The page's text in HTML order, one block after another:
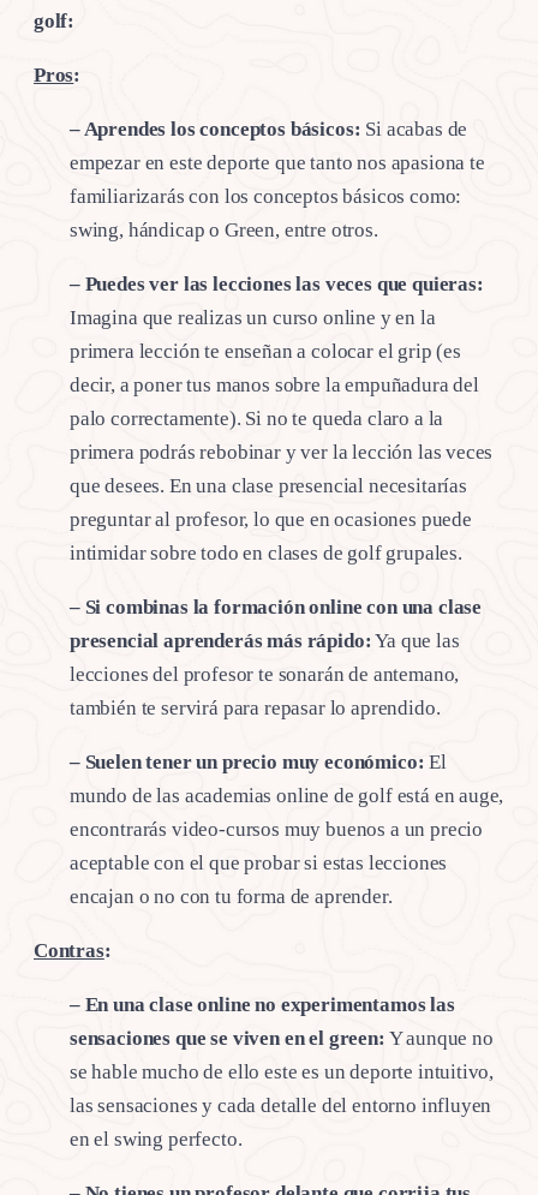
golf:
Pros:
– Aprendes los conceptos básicos: Si acabas de
empezar en este deporte que tanto nos apasiona te
familiarizarás con los conceptos básicos como:
swing, hándicap o Green, entre otros.
– Puedes ver las lecciones las veces que quieras:
Imagina que realizas un curso online y en la
primera lección te enseñan a colocar el grip (es
decir, a poner tus manos sobre la empuñadura del
palo correctamente). Si no te queda claro a la
primera podrás rebobinar y ver la lección las veces
que desees. En una clase presencial necesitarías
preguntar al profesor, lo que en ocasiones puede
intimidar sobre todo en clases de golf grupales.
– Si combinas la formación online con una clase
presencial aprenderás más rápido: Ya que las
lecciones del profesor te sonarán de antemano,
también te servirá para repasar lo aprendido.
– Suelen tener un precio muy económico: El
mundo de las academias online de golf está en auge,
encontrarás video-cursos muy buenos a un precio
aceptable con el que probar si estas lecciones
encajan o no con tu forma de aprender.
Contras:
– En una clase online no experimentamos las
sensaciones que se viven en el green: Y aunque no
se hable mucho de ello este es un deporte intuitivo,
las sensaciones y cada detalle del entorno influyen
en el swing perfecto.